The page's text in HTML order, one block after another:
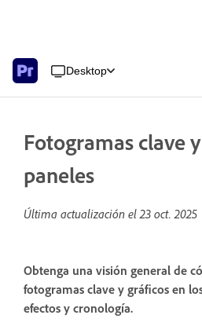
Desktop
Fotogramas clave
paneles
Última actualización el23 oct. 2025
Obtenga una visión general de
fotogramas clave y gráficos en
efectos y cronología.